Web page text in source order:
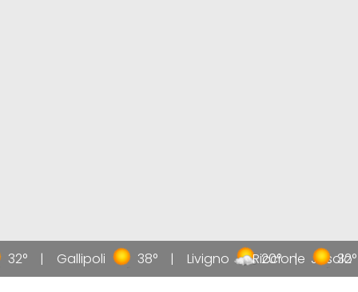
32° Gallipoli 38° Livigno 20° Jesolo
Riccione 32°